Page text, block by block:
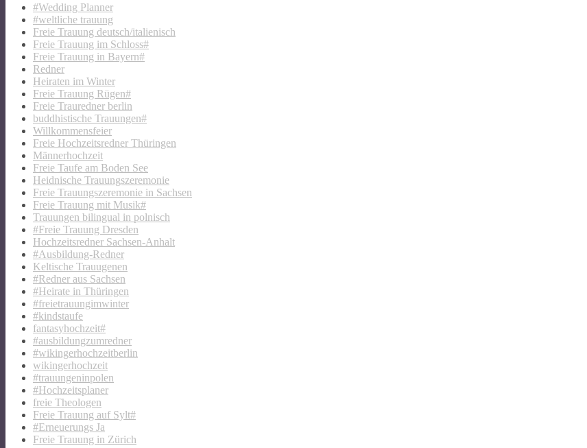
#Wedding Planner
#weltliche trauung
Freie Trauung deutsch/italienisch
Freie Trauung im Schloss#
Freie Trauung in Bayern#
Redner
Heiraten im Winter
Freie Trauung Rügen#
Freie Trauredner berlin
buddhistische Trauungen#
Willkommensfeier
Freie Hochzeitsredner Thüringen
Männerhochzeit
Freie Taufe am Boden See
Heidnische Trauungszeremonie
Freie Trauungszeremonie in Sachsen
Freie Trauung mit Musik#
Trauungen bilingual in polnisch
#Freie Trauung Dresden
Hochzeitsredner Sachsen-Anhalt
#Ausbildung-Redner
Keltische Trauugenen
#Redner aus Sachsen
#Heirate in Thüringen
#freietrauungimwinter
#kindstaufe
fantasyhochzeit#
#ausbildungzumredner
#wikingerhochzeitberlin
wikingerhochzeit
#trauungeninpolen
#Hochzeitsplaner
freie Theologen
Freie Trauung auf Sylt#
#Erneuerungs Ja
Freie Trauung in Zürich